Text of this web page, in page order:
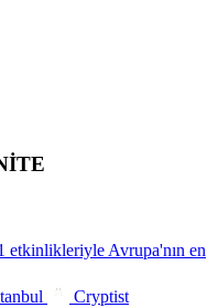
etkinlikleriyle Avrupa'nın en
Cryptist